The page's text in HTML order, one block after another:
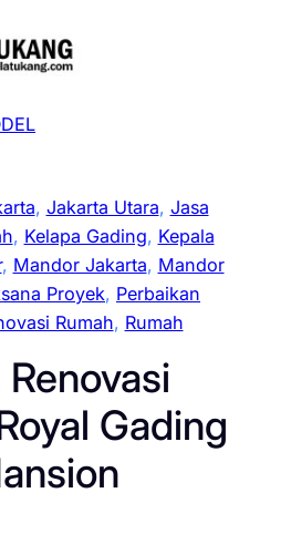
, Jakarta Utara, Jasa
, Kelapa Gading, Kepala
, Mandor Jakarta, Mandor
Proyek, Perbaikan
Rumah, Rumah
Gading